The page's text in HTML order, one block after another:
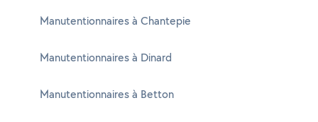
Manutentionnaires à Chantepie
Manutentionnaires à Dinard
Manutentionnaires à Betton